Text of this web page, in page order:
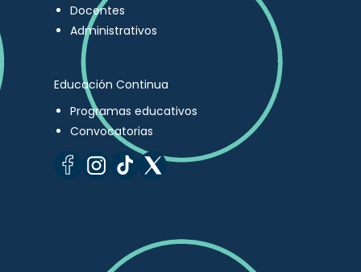
Docentes
Administrativos
Educación Continua
Programas educativos
Convocatorias